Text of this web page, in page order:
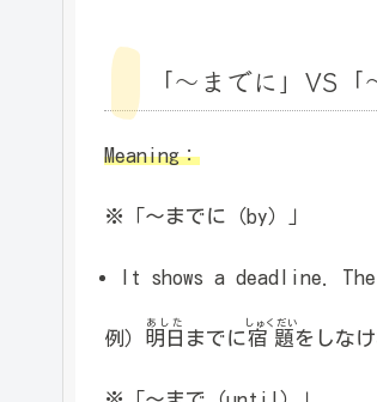
「～までに」VS「
Meaning：
※「～までに（by）」
It shows a deadline.
例） 明日
あした
までに宿題
しゅくだい
をしな